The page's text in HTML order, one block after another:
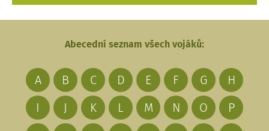
Abecední seznam všech vojáků:
A B C D E F G
H
I
J K L M N O
P